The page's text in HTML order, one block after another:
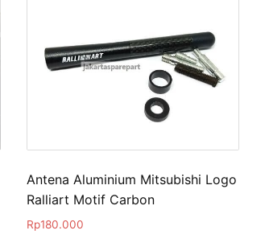
Antena Aluminium Mitsubishi Logo
Ralliart Motif Carbon
Rp180.000